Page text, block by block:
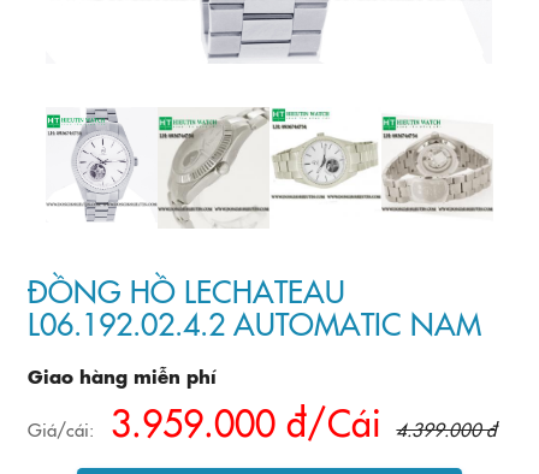
ĐỒNG HỒ LECHATEAU
L06.192.02.4.2 AUTOMATIC NAM
Giao hàng miễn phí
Giá/cái: 3.959.000 đ/Cái 4.399.000 đ